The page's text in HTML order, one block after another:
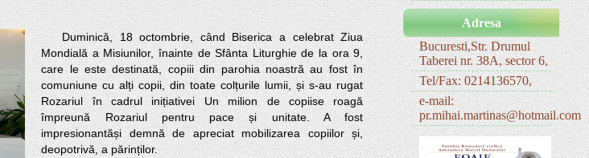
   Duminică, 18 octombrie, când Biserica a celebrat Ziua
Mondială a Misiunilor, înainte de Sfânta Liturghie de la ora 9,
care le este destinată, copiii din parohia noastră au fost în
comuniune cu alți copii, din toate colțurile lumii, și s-au rugat
Rozariul în cadrul inițiativei Un milion de copiise roagă
împreună Rozariul pentru pace și unitate. A fost
impresionantăși demnă de apreciat mobilizarea copiilor și,
deopotrivă, a părinților.
Adresa
Bucuresti,Str. Drumul
Taberei nr. 38A, sector 6,
Tel/Fax: 0214136570,
e-mail:
pr.mihai.martinas@hotmail.com